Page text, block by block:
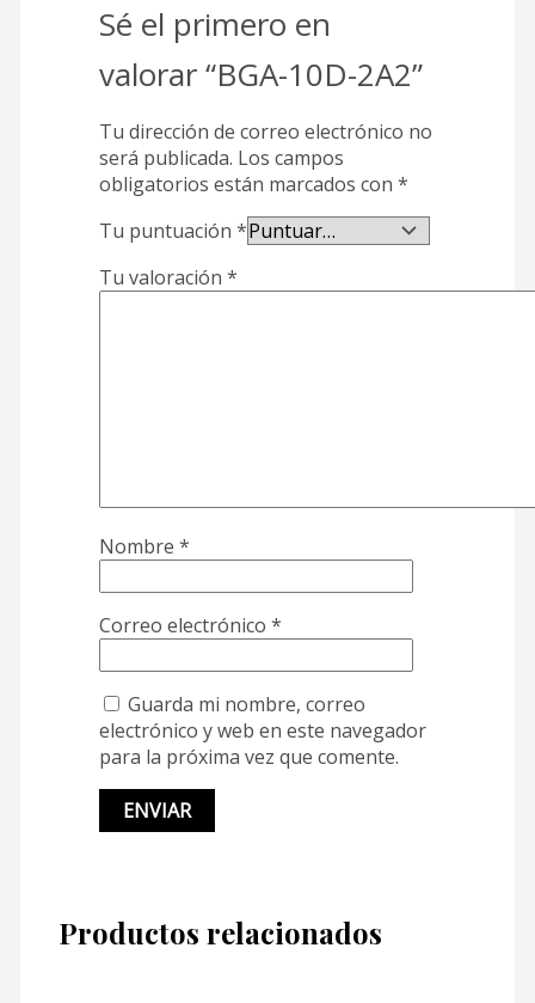
Sé el primero en
valorar “BGA-10D-2A2”
Tu dirección de correo electrónico no
será publicada. Los campos
obligatorios están marcados con *
Tu puntuación *
Tu valoración *
Nombre *
Correo electrónico *
Guarda mi nombre, correo
electrónico y web en este navegador
para la próxima vez que comente.
Productos relacionados